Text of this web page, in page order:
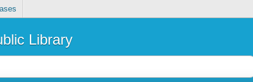
Library